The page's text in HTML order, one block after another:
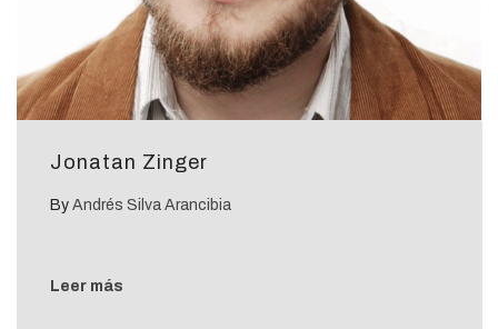
Jonatan Zinger
By Andrés Silva Arancibia
Leer más